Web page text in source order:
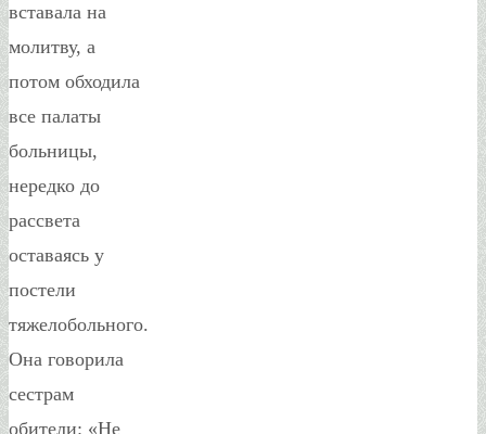
вставала на
молитву, а
потом обходила
все палаты
больницы,
нередко до
рассвета
оставаясь у
постели
тяжелобольного.
Она говорила
сестрам
обители: «Не